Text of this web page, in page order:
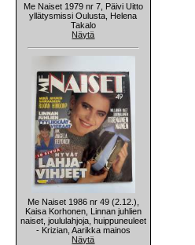
Me Naiset 1979 nr 7, Päivi Uitto
yllätysmissi Oulusta, Helena
Takalo
Näytä
Me Naiset 1986 nr 49 (2.12.),
Kaisa Korhonen, Linnan juhlien
naiset, joululahjoja, huippuneuleet
- Krizian, Aarikka mainos
Näytä